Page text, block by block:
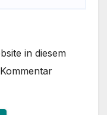
in diesem